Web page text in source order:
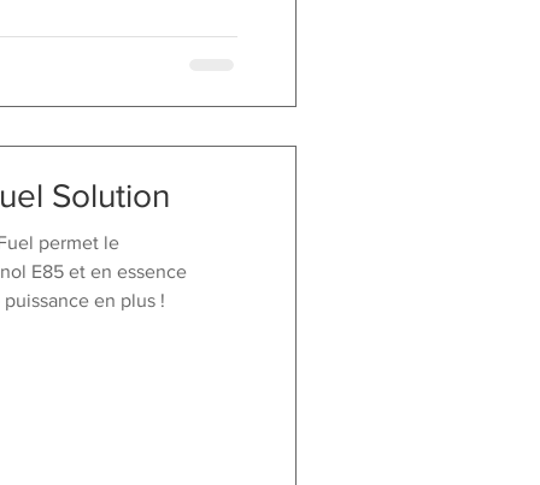
Solution
permet le
E85 et en essence
en plus !